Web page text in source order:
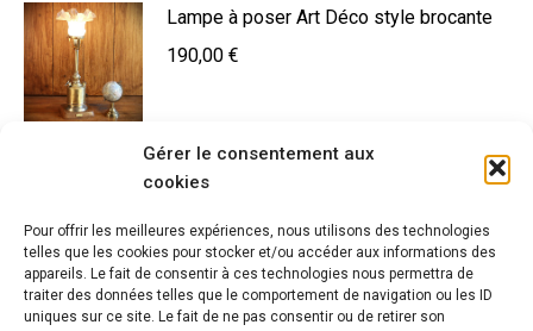
Gérer le consentement aux
cookies
Pour offrir les meilleures expériences, nous utilisons des technologies
telles que les cookies pour stocker et/ou accéder aux informations des
appareils. Le fait de consentir à ces technologies nous permettra de
traiter des données telles que le comportement de navigation ou les ID
uniques sur ce site. Le fait de ne pas consentir ou de retirer son
Lampe à poser Art Déco style brocante
190,00 €
Lampe upcycling outil ancien en métal